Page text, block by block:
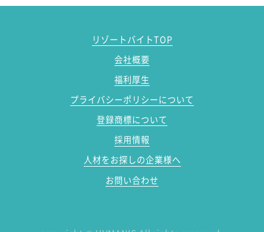
リゾートバイトTOP
会社概要
福利厚生
プライバシーポリシーについて
登録商標について
採用情報
人材をお探しの企業様へ
お問い合わせ